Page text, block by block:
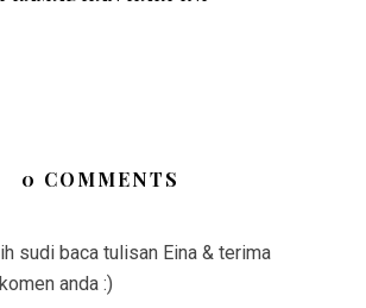
0 COMMENTS
sudi baca tulisan Eina & terima
anda :)